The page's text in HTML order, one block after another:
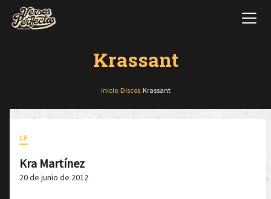
Krassant
Inicio/ Discos/ Krassant
LP
Kra Martínez
20 de junio de 2012